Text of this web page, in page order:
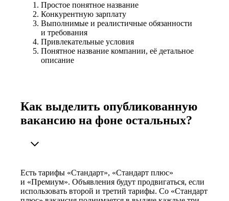
Простое понятное название
Конкурентную зарплату
Выполнимые и реалистичные обязанности
и требования
Привлекательные условия
Понятное название компании, её детальное
описание
Как выделить опубликованную
вакансию на фоне остальных?
Есть тарифы «Стандарт», «Стандарт плюс»
и «Премиум». Объявления будут продвигаться, если
использовать второй и третий тарифы. Со «Стандарт